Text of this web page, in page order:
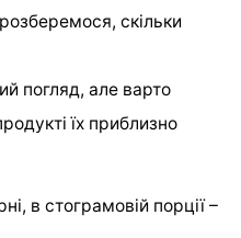
скільки
погляд, але варто
їх приблизно
в стограмовій порції –